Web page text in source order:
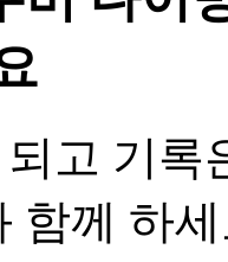
고 기록
함께 하